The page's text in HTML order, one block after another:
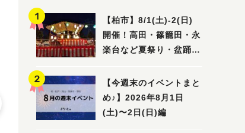
【柏市】8/1(土)‐2(日)
開催！高田・篠籠田・永
楽台など夏祭り・盆踊り
【今週末のイベントまと
め♪】2026年8月1日
(土)〜2日(日)編